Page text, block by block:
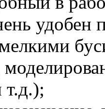
удобен
т.д.);